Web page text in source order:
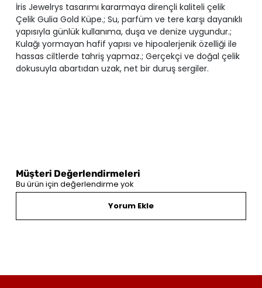
İris Jewelrys tasarımı kararmaya dirençli kaliteli çelik
Çelik Gulia Gold Küpe.; Su, parfüm ve tere karşı dayanıklı
yapısıyla günlük kullanıma, duşa ve denize uygundur.;
Kulağı yormayan hafif yapısı ve hipoalerjenik özelliği ile
hassas ciltlerde tahriş yapmaz.; Gerçekçi ve doğal çelik
dokusuyla abartıdan uzak, net bir duruş sergiler.
Müşteri Değerlendirmeleri
Bu ürün için değerlendirme yok
Yorum Ekle